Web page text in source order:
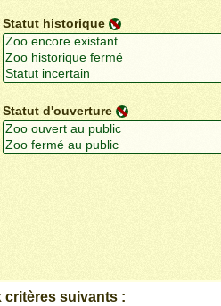
Statut historique
Statut d'ouverture
critères suivants :